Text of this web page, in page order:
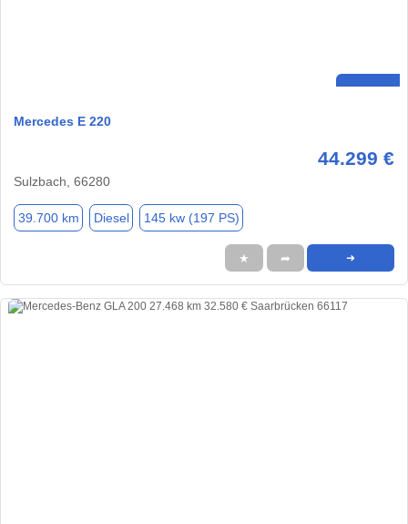
Mercedes E 220
44.299 €
Sulzbach, 66280
39.700 km Diesel 145 kw (197 PS)
★ ➦ ➜